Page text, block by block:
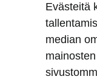
Osta Škoda verkossa
Škoda Yksityisleasing
Škodan Vakuutus
Evästeitä
median